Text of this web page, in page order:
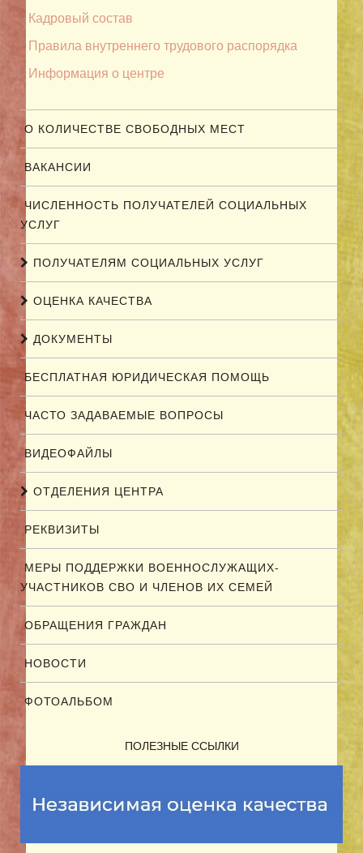
Кадровый состав
Правила внутреннего трудового распорядка
Информация о центре
О КОЛИЧЕСТВЕ СВОБОДНЫХ МЕСТ
ВАКАНСИИ
ЧИСЛЕННОСТЬ ПОЛУЧАТЕЛЕЙ СОЦИАЛЬНЫХ
УСЛУГ
ПОЛУЧАТЕЛЯМ СОЦИАЛЬНЫХ УСЛУГ
ОЦЕНКА КАЧЕСТВА
ДОКУМЕНТЫ
БЕСПЛАТНАЯ ЮРИДИЧЕСКАЯ ПОМОЩЬ
ЧАСТО ЗАДАВАЕМЫЕ ВОПРОСЫ
ВИДЕОФАЙЛЫ
ОТДЕЛЕНИЯ ЦЕНТРА
РЕКВИЗИТЫ
МЕРЫ ПОДДЕРЖКИ ВОЕННОСЛУЖАЩИХ-
УЧАСТНИКОВ СВО И ЧЛЕНОВ ИХ СЕМЕЙ
ОБРАЩЕНИЯ ГРАЖДАН
НОВОСТИ
ФОТОАЛЬБОМ
ПОЛЕЗНЫЕ ССЫЛКИ